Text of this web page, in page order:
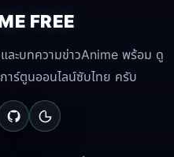
FREE
ละบทความข่าวAnime พร้อม ดู
าร์ตูนออนไลน์ซับไทย ครับ